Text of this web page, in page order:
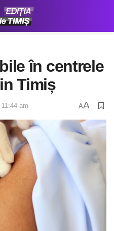
în centrele
Timiș
am AA